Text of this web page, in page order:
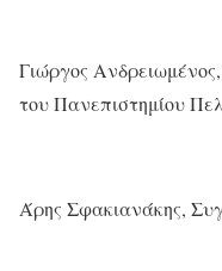
Γιώργος
του
Άρης Σφακιανάκης,